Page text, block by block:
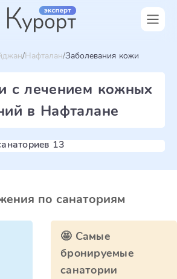
Нафталан Заболевания кожи
с лечением кожных
в Нафталане
13
по санаториям
🤩 Самые
бронируемые
санатории